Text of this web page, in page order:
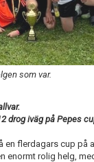
som var.
drog iväg på Pepes
en flerdagars cup på
enormt rolig helg,